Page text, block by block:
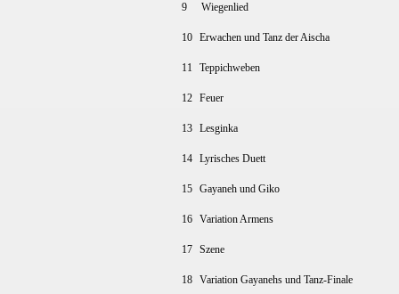
9 Wiegenlied
10 Erwachen und Tanz der Aischa
11 Teppichweben
12 Feuer
13 Lesginka
14 Lyrisches Duett
15 Gayaneh und Giko
16 Variation Armens
17 Szene
18 Variation Gayanehs und Tanz-Finale